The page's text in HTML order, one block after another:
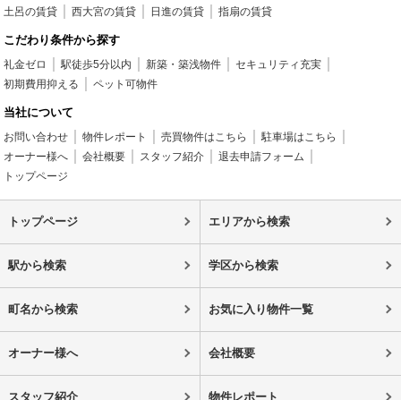
土呂の賃貸
西大宮の賃貸 日進の賃貸 指扇の賃貸
こだわり条件から探す
礼金ゼロ 駅徒歩5分以内 新築・築浅物件
セキュリティ充実
初期費用抑える
ペット可物件
当社について
お問い合わせ 物件レポート 売買物件はこちら
駐車場はこちら
オーナー様へ
会社概要 スタッフ紹介
退去申請フォーム
トップページ
トップページ エリアから検索
駅から検索 学区から検索
町名から検索 お気に入り物件一覧
オーナー様へ 会社概要
スタッフ紹介 物件レポート